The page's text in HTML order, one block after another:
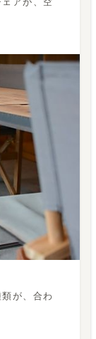
が、合わ